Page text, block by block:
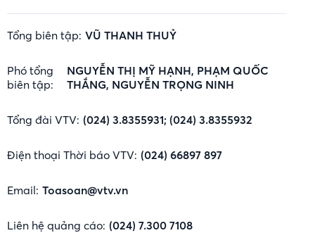
Tổng biên tập: VŨ THANH THUỶ
Phó tổng
biên tập:
NGUYỄN THỊ MỸ HẠNH, PHẠM QUỐC
THẮNG, NGUYỄN TRỌNG NINH
Tổng đài VTV: (024) 3.8355931; (024) 3.8355932
Điện thoại Thời báo VTV: (024) 66897 897
Email: Toasoan@vtv.vn
Liên hệ quảng cáo: (024) 7.300 7108